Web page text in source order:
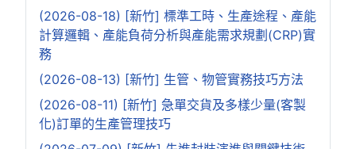
(2026-08-18) [新竹] 標準工時、生產途程、產能
計算邏輯、產能負荷分析與產能需求規劃(CRP)實
務
(2026-08-13) [新竹] 生管、物管實務技巧方法
(2026-08-11) [新竹] 急單交貨及多樣少量(客製
化)訂單的生產管理技巧